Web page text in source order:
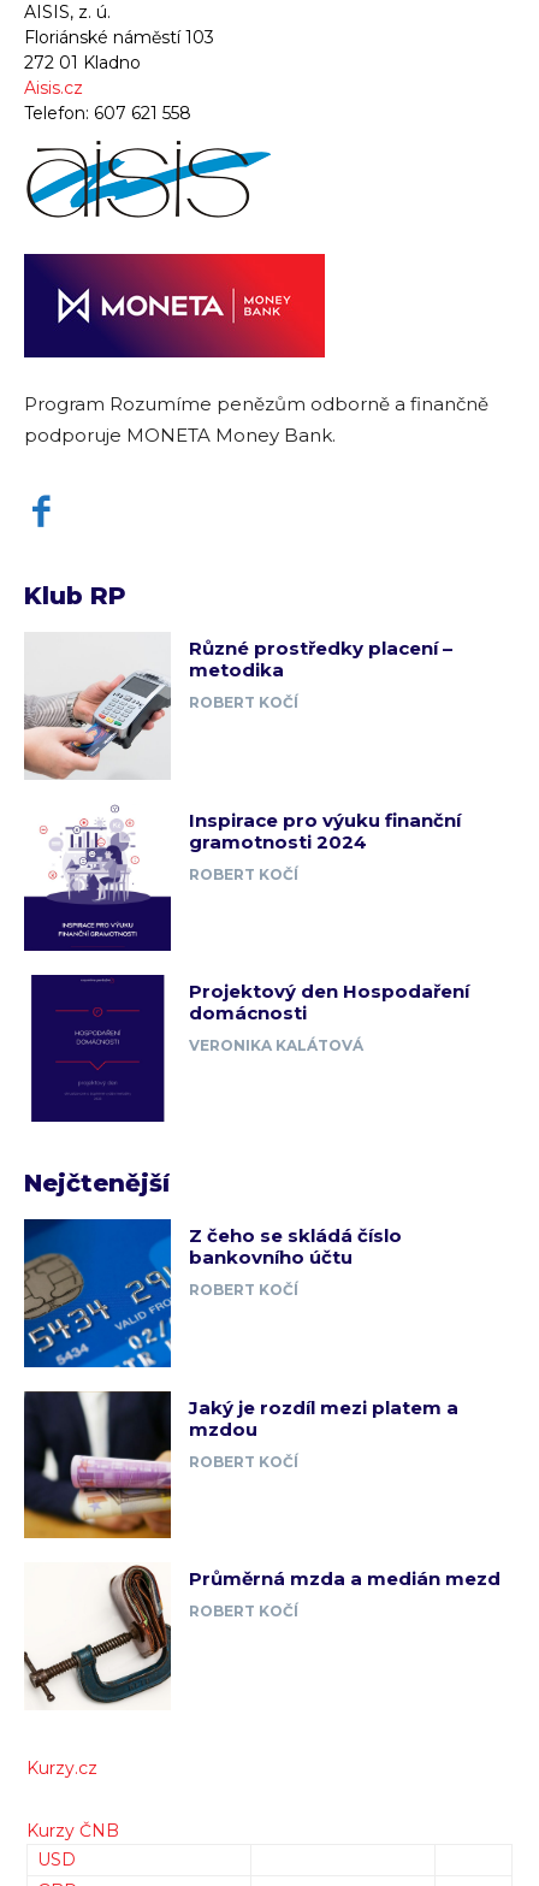
AISIS, z. ú.
Floriánské náměstí 103
272 01 Kladno
Aisis.cz
Telefon: 607 621 558
Program Rozumíme penězům odborně a finančně
podporuje MONETA Money Bank.
Klub RP
Různé prostředky placení –
metodika
ROBERT KOČÍ
Inspirace pro výuku finanční
gramotnosti 2024
ROBERT KOČÍ
Projektový den Hospodaření
domácnosti
VERONIKA KALÁTOVÁ
Nejčtenější
Z čeho se skládá číslo
bankovního účtu
ROBERT KOČÍ
Jaký je rozdíl mezi platem a
mzdou
ROBERT KOČÍ
Průměrná mzda a medián mezd
ROBERT KOČÍ
Kurzy.cz
Kurzy ČNB
USD